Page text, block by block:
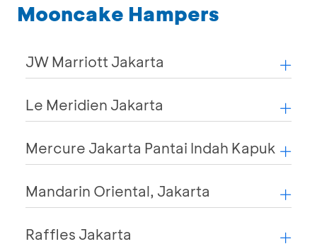
Mooncake Hampers
JW Marriott Jakarta
Le Meridien Jakarta
Mercure Jakarta Pantai Indah Kapuk
Mandarin Oriental, Jakarta
Raffles Jakarta